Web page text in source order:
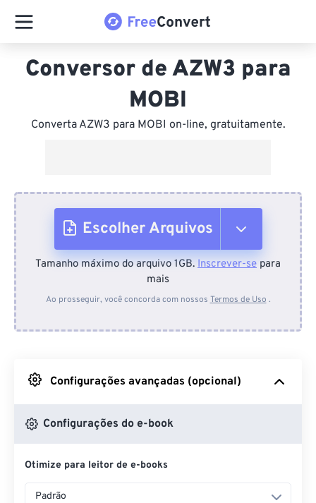
Conversor de AZW3 para
MOBI
Converta AZW3 para MOBI on-line, gratuitamente.
Escolher Arquivos
Do dispositivo
Do Google Drive
Do OneDrive
Da URL
Tamanho máximo do arquivo 1GB. Inscrever-se para
mais
Ao prosseguir, você concorda com nossos Termos de Uso .
Configurações avançadas (opcional)
Configurações do e-book
Otimize para leitor de e-books
Padrão